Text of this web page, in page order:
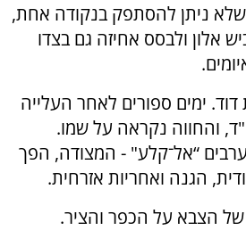
ניתן להסתפק בנקודה אחת,
אלון ולבסס אחיזה גם בצדו
ימים ספורים לאחר העלייה
והחווה נקראה על שמו.
“אל־קלע" - המצודה, הפך
הגנה ואחריות אזרחית.
הצבא על הכפר והציר.